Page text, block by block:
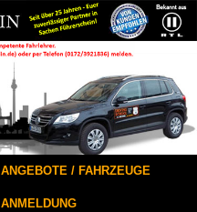
ANGEBOTE / FAHRZEUGE
ANMELDUNG